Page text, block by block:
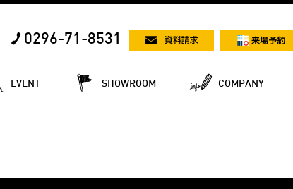
0296-71-8531
EVENT SHOWROOM COMPANY